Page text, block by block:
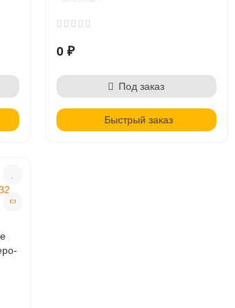
0 ₽
Под заказ
Быстрый заказ